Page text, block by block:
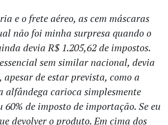
e o frete aéreo, as cem máscaras
não foi minha surpresa quando o
devia R$ 1.205,62 de impostos.
sem similar nacional, devia
de estar prevista, como a
alfândega carioca simplesmente
de imposto de importação. Se eu
devolver o produto. Em cima dos